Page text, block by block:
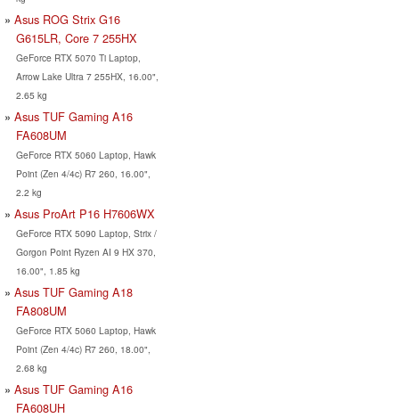
Asus ROG Strix G16
G615LR, Core 7 255HX
GeForce RTX 5070 Ti Laptop,
Arrow Lake Ultra 7 255HX, 16.00",
2.65 kg
Asus TUF Gaming A16
FA608UM
GeForce RTX 5060 Laptop, Hawk
Point (Zen 4/4c) R7 260, 16.00",
2.2 kg
Asus ProArt P16 H7606WX
GeForce RTX 5090 Laptop, Strix /
Gorgon Point Ryzen AI 9 HX 370,
16.00", 1.85 kg
Asus TUF Gaming A18
FA808UM
GeForce RTX 5060 Laptop, Hawk
Point (Zen 4/4c) R7 260, 18.00",
2.68 kg
Asus TUF Gaming A16
FA608UH